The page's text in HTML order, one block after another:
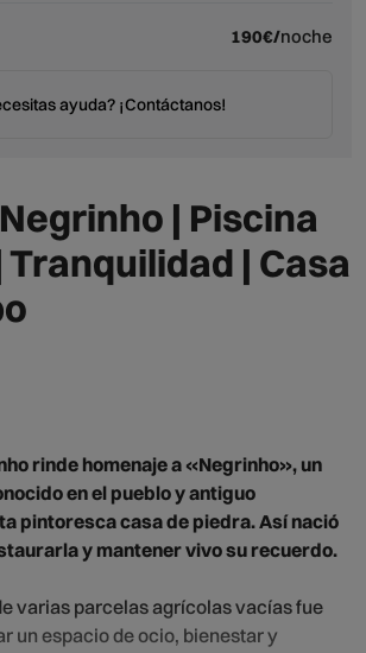
| Piscina
Tranquilidad | Casa
rinde homenaje a «Negrinho», un
en el pueblo y antiguo
pintoresca casa de piedra. Así nació
y mantener vivo su recuerdo.
varias parcelas agrícolas vacías fue
un espacio de ocio, bienestar y
190€/noche
ayuda? ¡Contáctanos!